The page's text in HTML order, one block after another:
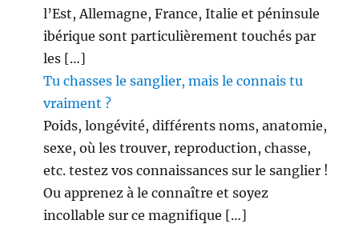
l’Est, Allemagne, France, Italie et péninsule
ibérique sont particulièrement touchés par
les […]
Tu chasses le sanglier, mais le connais tu
vraiment ?
Poids, longévité, différents noms, anatomie,
sexe, où les trouver, reproduction, chasse,
etc. testez vos connaissances sur le sanglier !
Ou apprenez à le connaître et soyez
incollable sur ce magnifique […]